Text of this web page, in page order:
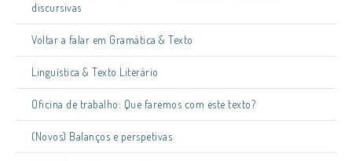
discursivas
Voltar a falar em Gramática & Texto
Linguística & Texto Literário
Oficina de trabalho: Que faremos com este texto?
(Novos) Balanços e perspetivas